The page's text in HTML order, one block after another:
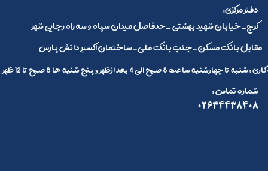
کرج_خیابان شهید بهشتی _حدفاصل میدان سپاه و سه راه رجایی شهر
مقابل بانک مسکن_جنب بانک ملی_ساختمان اکسیر دانش پارس
:دفتر مرکزی
چهارشنبه ساعت 8 صبح الی 4 بعد ازظهر و پنج شنبه ها 8 صبح تا 12 ظهر
: شماره تماس
02634438408